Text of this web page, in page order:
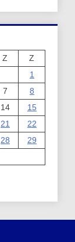
Z
Z
1
7
8
14
15
21
22
28
29